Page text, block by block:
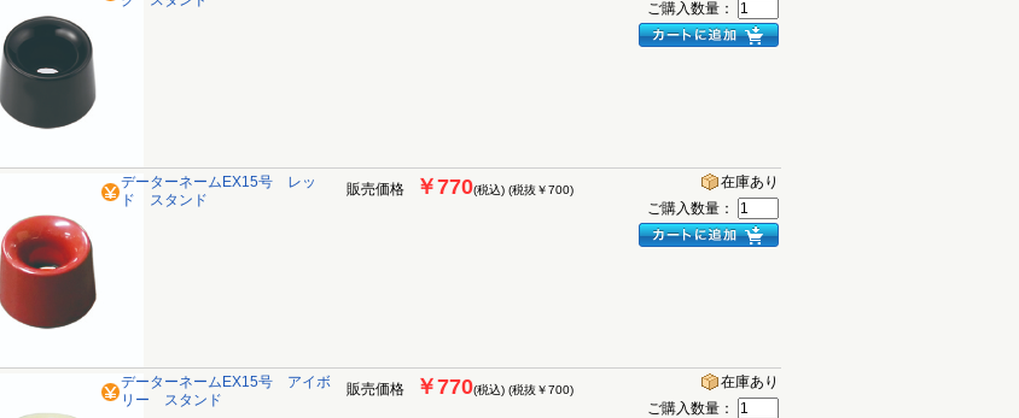
ご購入数量：
データーネームEX15号 レッ
ド スタンド
販売価格 ￥770(税込) (税抜￥700)
在庫あり
ご購入数量：
データーネームEX15号 アイボ
リー スタンド
販売価格 ￥770(税込) (税抜￥700)
在庫あり
ご購入数量：